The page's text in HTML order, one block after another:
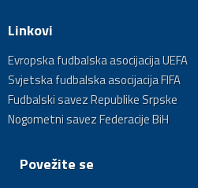
Linkovi
Evropska fudbalska asocijacija UEFA
Svjetska fudbalska asocijacija FIFA
Fudbalski savez Republike Srpske
Nogometni savez Federacije BiH
Povežite se